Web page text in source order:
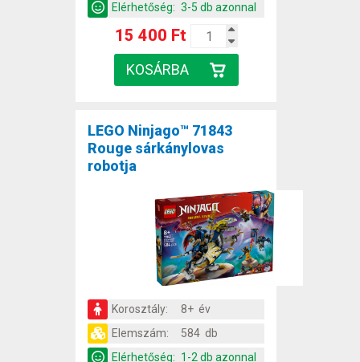
Elérhetőség: 3-5 db azonnal
15 400 Ft
LEGO Ninjago™ 71843
Rouge sárkánylovas
robotja
Korosztály:
8+ év
Elemszám:
584 db
Elérhetőség: 1-2 db azonnal